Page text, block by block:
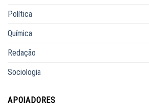
Política
Química
Redação
Sociologia
APOIADORES